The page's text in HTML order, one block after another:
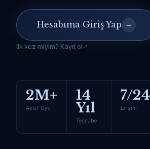
Hesabıma Giriş Yap →
İlk kez miyim? Kayıt ol
2M+
Aktif Üye
14
Yıl
Tecrübe
7/24
Erişim